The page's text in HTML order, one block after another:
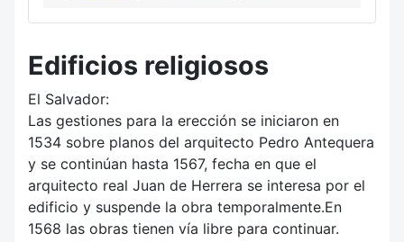
Edificios religiosos
El Salvador:
Las gestiones para la erección se iniciaron en
1534 sobre planos del arquitecto Pedro Antequera
y se continúan hasta 1567, fecha en que el
arquitecto real Juan de Herrera se interesa por el
edificio y suspende la obra temporalmente.En
1568 las obras tienen vía libre para continuar.